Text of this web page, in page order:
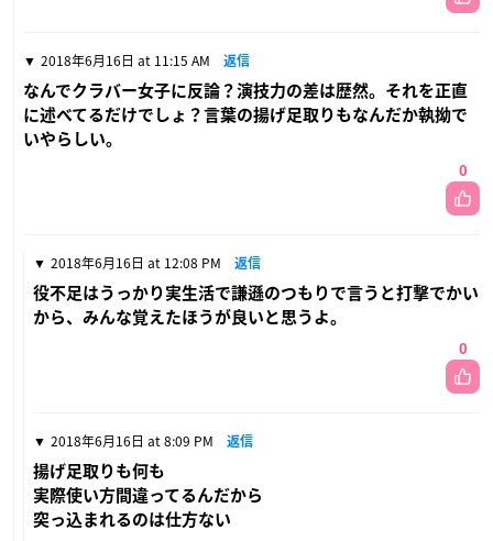
2018年6月16日 at 11:15 AM 返信
なんでクラバー女子に反論？演技力の差は歴然。それを正直
に述べてるだけでしょ？言葉の揚げ足取りもなんだか執拗で
いやらしい。
0
2018年6月16日 at 12:08 PM 返信
役不足はうっかり実生活で謙遜のつもりで言うと打撃でかい
から、みんな覚えたほうが良いと思うよ。
0
2018年6月16日 at 8:09 PM 返信
揚げ足取りも何も
実際使い方間違ってるんだから
突っ込まれるのは仕方ない